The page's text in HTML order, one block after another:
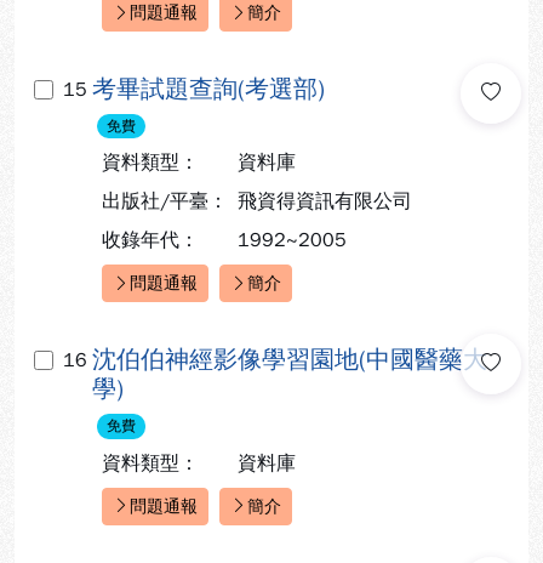
快速連結：
問題通報 簡介
15 考畢試題查詢(考選部)
免費
資料類型：
資料庫
出版社/平臺：
飛資得資訊有限公司
收錄年代：
1992~2005
快速連結：
問題通報 簡介
16 沈伯伯神經影像學習園地(中國醫藥大
學)
免費
資料類型： 資料庫
快速連結：
問題通報 簡介